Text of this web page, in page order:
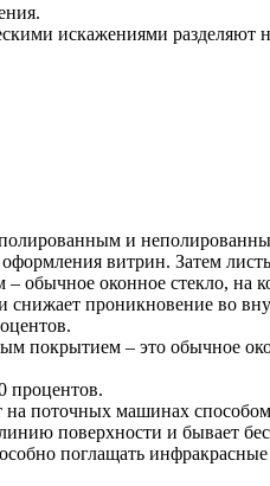
искажениями
и
витрин. Затем
обычное оконное стекло, на
снижает проникновение во
покрытием – это обычное
процентов.
поточных машинах
поверхности и бывает
поглащать